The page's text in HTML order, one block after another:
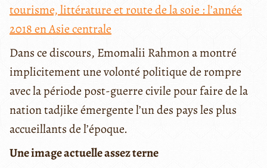
tourisme, littérature et route de la soie : l’année
2018 en Asie centrale
Dans ce discours, Emomalii Rahmon a montré
implicitement une volonté politique de rompre
avec la période post-guerre civile pour faire de la
nation tadjike émergente l’un des pays les plus
accueillants de l’époque.
Une image actuelle assez terne